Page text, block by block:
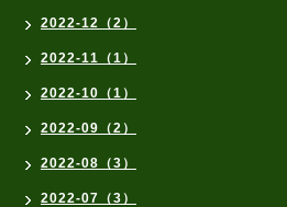
2022-12（2）
2022-11（1）
2022-10（1）
2022-09（2）
2022-08（3）
2022-07（3）